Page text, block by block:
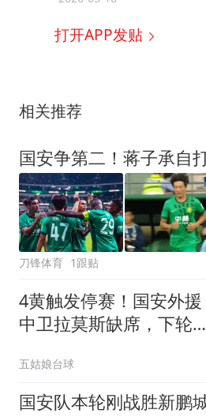
打开APP发贴
相关推荐
刀锋体育 1跟贴
4黄触发停赛！国安外援
中卫拉莫斯缺席，下轮京
五姑娘台球